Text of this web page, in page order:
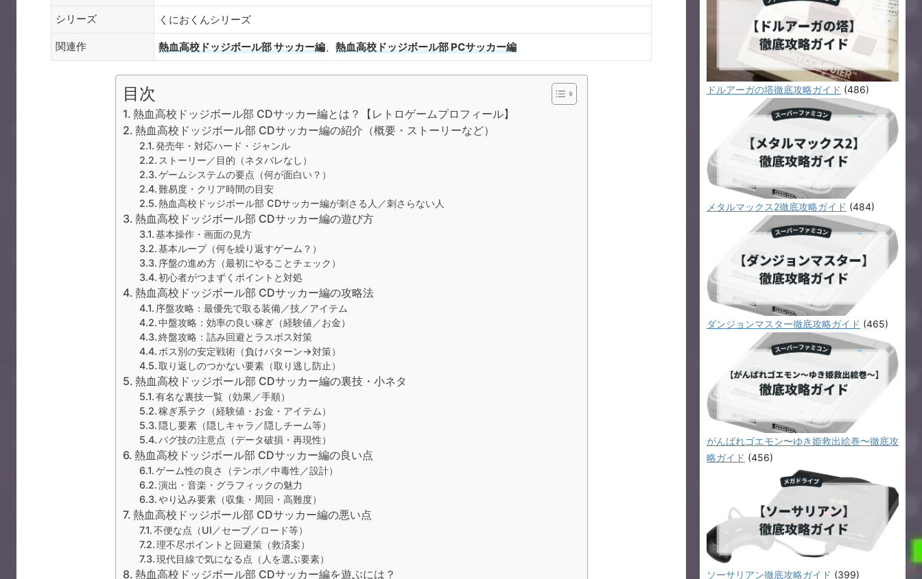
シリーズ くにおくんシリーズ
関連作 熱血高校ドッジボール部 サッカー編、 熱血高校ドッジボール部 PCサッカー編
目次
熱血高校ドッジボール部 CDサッカー編とは？【レトロゲームプロフィール】
熱血高校ドッジボール部 CDサッカー編の紹介（概要・ストーリーなど）
発売年・対応ハード・ジャンル
ストーリー／目的（ネタバレなし）
ゲームシステムの要点（何が面白い？）
難易度・クリア時間の目安
熱血高校ドッジボール部 CDサッカー編が刺さる人／刺さらない人
熱血高校ドッジボール部 CDサッカー編の遊び方
基本操作・画面の見方
基本ループ（何を繰り返すゲーム？）
序盤の進め方（最初にやることチェック）
初心者がつまずくポイントと対処
熱血高校ドッジボール部 CDサッカー編の攻略法
序盤攻略：最優先で取る装備／技／アイテム
中盤攻略：効率の良い稼ぎ（経験値／お金）
終盤攻略：詰み回避とラスボス対策
ボス別の安定戦術（負けパターン→対策）
取り返しのつかない要素（取り逃し防止）
熱血高校ドッジボール部 CDサッカー編の裏技・小ネタ
有名な裏技一覧（効果／手順）
稼ぎ系テク（経験値・お金・アイテム）
隠し要素（隠しキャラ／隠しチーム等）
バグ技の注意点（データ破損・再現性）
熱血高校ドッジボール部 CDサッカー編の良い点
ゲーム性の良さ（テンポ／中毒性／設計）
演出・音楽・グラフィックの魅力
やり込み要素（収集・周回・高難度）
熱血高校ドッジボール部 CDサッカー編の悪い点
不便な点（UI／セーブ／ロード等）
理不尽ポイントと回避策（救済案）
現代目線で気になる点（人を選ぶ要素）
熱血高校ドッジボール部 CDサッカー編を遊ぶには？
ドルアーガの塔徹底攻略ガイド (486)
メタルマックス2徹底攻略ガイド (484)
ダンジョンマスター徹底攻略ガイド (465)
がんばれゴエモン〜ゆき姫救出絵巻〜徹底攻
略ガイド (456)
ソーサリアン徹底攻略ガイド (399)